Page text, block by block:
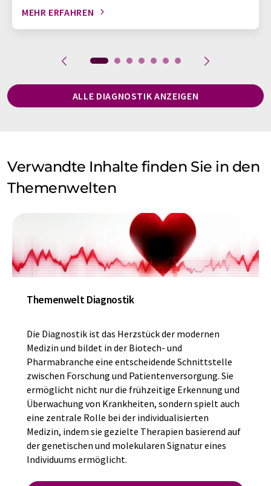
MEHR ERFAHREN
ALLE DIAGNOSTIK ANZEIGEN
Verwandte Inhalte finden Sie in den
Themenwelten
Themenwelt Diagnostik
Die Diagnostik ist das Herzstück der modernen
Medizin und bildet in der Biotech- und
Pharmabranche eine entscheidende Schnittstelle
zwischen Forschung und Patientenversorgung. Sie
ermöglicht nicht nur die frühzeitige Erkennung und
Überwachung von Krankheiten, sondern spielt auch
eine zentrale Rolle bei der individualisierten
Medizin, indem sie gezielte Therapien basierend auf
der genetischen und molekularen Signatur eines
Individuums ermöglicht.